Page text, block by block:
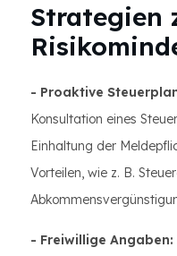
Strategien
- Proaktive
Konsultation eines
Einhaltung der
Vorteilen, wie z. B.
- Freiwillige Angaben: